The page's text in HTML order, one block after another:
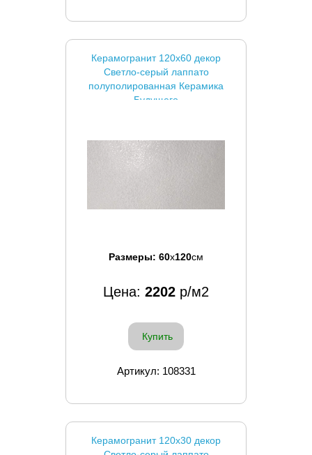
Керамогранит 120x60 декор
Светло-серый лаппато
полуполированная Керамика
Будущего
Размеры: 60x120см
Цена: 2202 р/м2
Купить
Артикул: 108331
Керамогранит 120x30 декор